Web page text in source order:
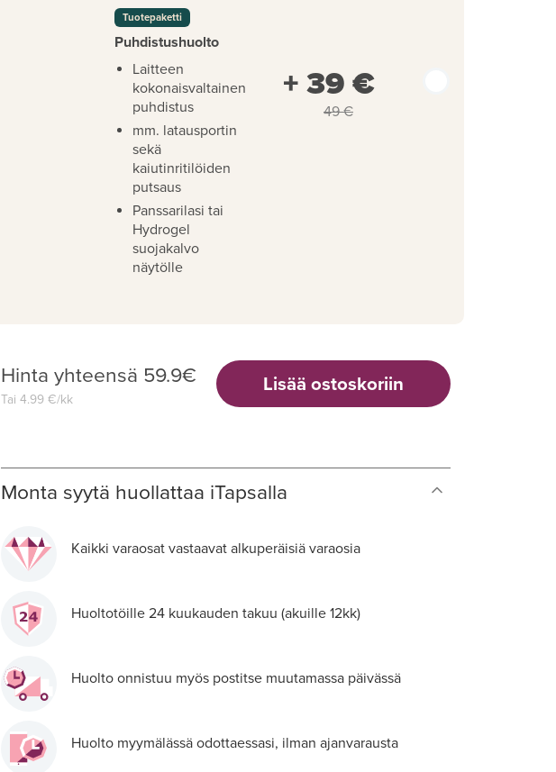
Tuotepaketti
Puhdistushuolto
Laitteen
kokonaisvaltainen
puhdistus
mm. latausportin
sekä
kaiutinritilöiden
putsaus
Panssarilasi tai
Hydrogel
suojakalvo
näytölle
+ 39 €
49 €
Hinta yhteensä 59.9€
Tai 4.99€/kk
Lisää ostoskoriin
Monta syytä huollattaa iTapsalla
Kaikki varaosat vastaavat alkuperäisiä varaosia
Huoltotöille 24 kuukauden takuu (akuille 12kk)
Huolto onnistuu myös postitse muutamassa päivässä
Huolto myymälässä odottaessasi, ilman ajanvarausta